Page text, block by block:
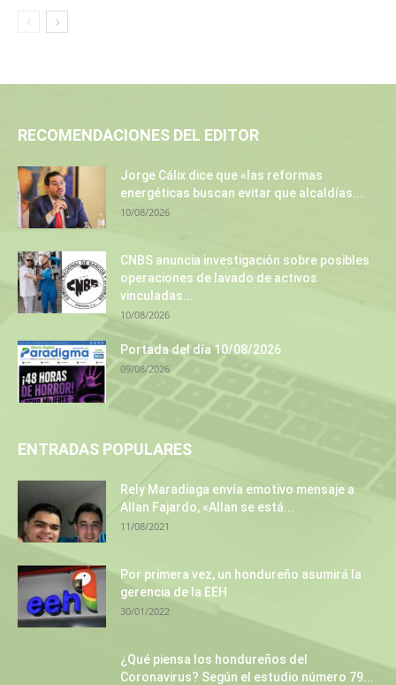
RECOMENDACIONES DEL EDITOR
Jorge Cálix dice que «las reformas
energéticas buscan evitar que alcaldías...
10/08/2026
CNBS anuncia investigación sobre posibles
operaciones de lavado de activos
vinculadas...
10/08/2026
Portada del día 10/08/2026
09/08/2026
ENTRADAS POPULARES
Rely Maradiaga envía emotivo mensaje a
Allan Fajardo, «Allan se está...
11/08/2021
Por primera vez, un hondureño asumirá la
gerencia de la EEH
30/01/2022
¿Qué piensa los hondureños del
Coronavirus? Según el estudio número 79...